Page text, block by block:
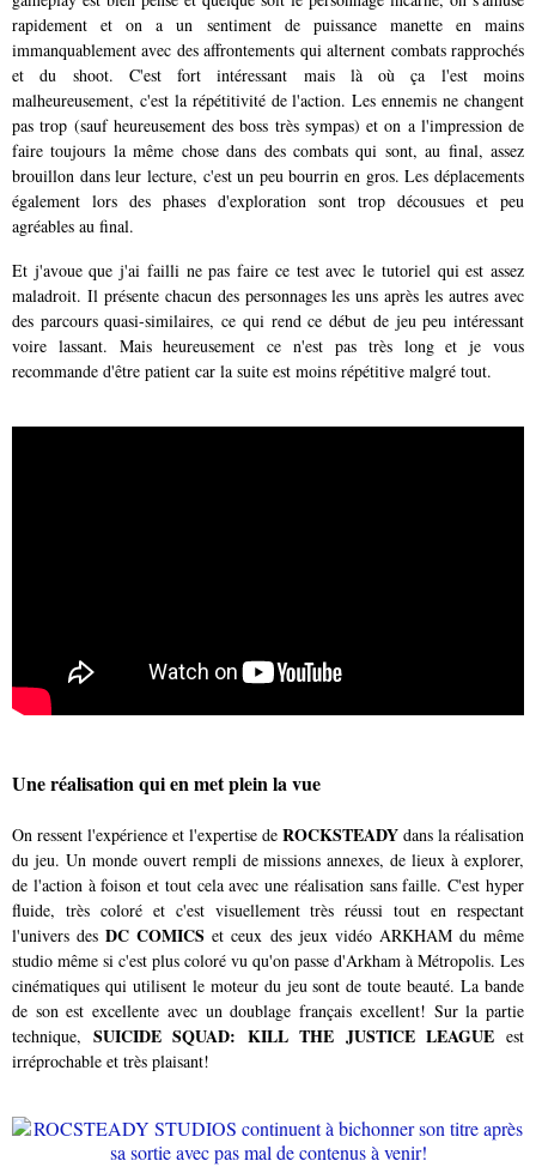
rapidement et on a un sentiment de puissance manette en mains
immanquablement avec des affrontements qui alternent combats rapprochés
et du shoot. C'est fort intéressant mais là où ça l'est moins
malheureusement, c'est la répétitivité de l'action. Les ennemis ne changent
pas trop (sauf heureusement des boss très sympas) et on a l'impression de
faire toujours la même chose dans des combats qui sont, au final, assez
brouillon dans leur lecture, c'est un peu bourrin en gros. Les déplacements
également lors des phases d'exploration sont trop décousues et peu
agréables au final.
Et j'avoue que j'ai failli ne pas faire ce test avec le tutoriel qui est assez
maladroit. Il présente chacun des personnages les uns après les autres avec
des parcours quasi-similaires, ce qui rend ce début de jeu peu intéressant
voire lassant. Mais heureusement ce n'est pas très long et je vous
recommande d'être patient car la suite est moins répétitive malgré tout.
Une réalisation qui en met plein la vue
On ressent l'expérience et l'expertise de ROCKSTEADY dans la réalisation
du jeu. Un monde ouvert rempli de missions annexes, de lieux à explorer,
de l'action à foison et tout cela avec une réalisation sans faille. C'est hyper
fluide, très coloré et c'est visuellement très réussi tout en respectant
l'univers desDC COMICS et ceux des jeux vidéo ARKHAM du même
studio même si c'est plus coloré vu qu'on passe d'Arkham à Métropolis. Les
cinématiques qui utilisent le moteur du jeu sont de toute beauté. La bande
de son est excellente avec un doublage français excellent! Sur la partie
technique, SUICIDE SQUAD: KILL THE JUSTICE LEAGUE est
irréprochable et très plaisant!